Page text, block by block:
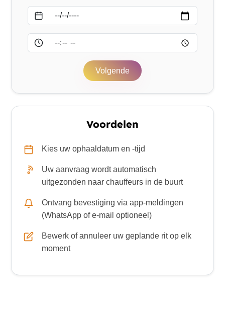
Volgende
Voordelen
Kies uw ophaaldatum en -tijd
Uw aanvraag wordt automatisch
uitgezonden naar chauffeurs in de buurt
Ontvang bevestiging via app-meldingen
(WhatsApp of e-mail optioneel)
Bewerk of annuleer uw geplande rit op elk
moment